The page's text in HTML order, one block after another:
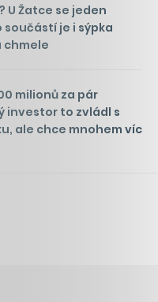
U Žatce se jeden
je i sýpka
chmele
milionů za pár
investor to zvládl s
ale chce mnohem víc